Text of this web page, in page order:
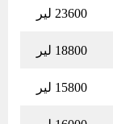
23600 لیر
18800 لیر
15800 لیر